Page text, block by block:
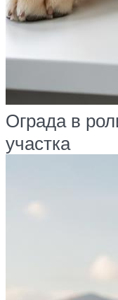
Ограда в
участка